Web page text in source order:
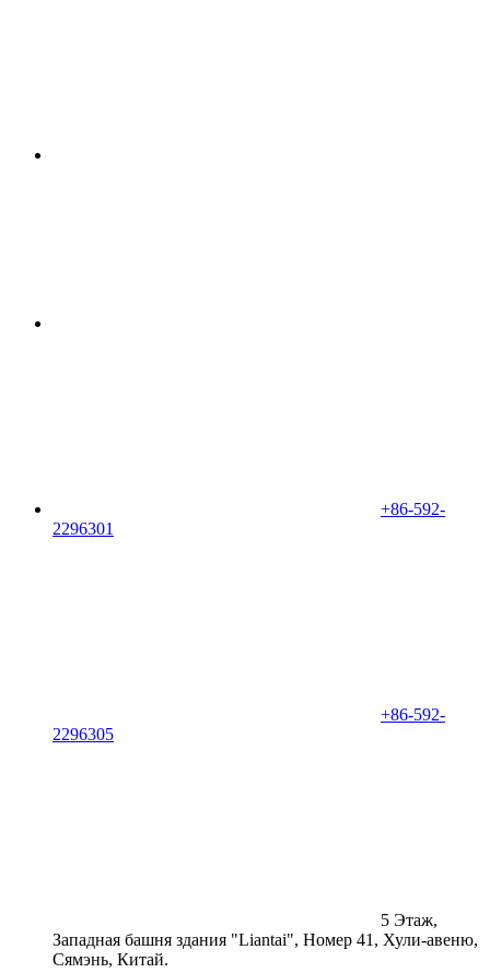
+86-592-
2296301
+86-592-
2296305
5 Этаж,
Западная башня здания "Liantai", Номер 41, Хули-авеню,
Сямэнь, Китай.